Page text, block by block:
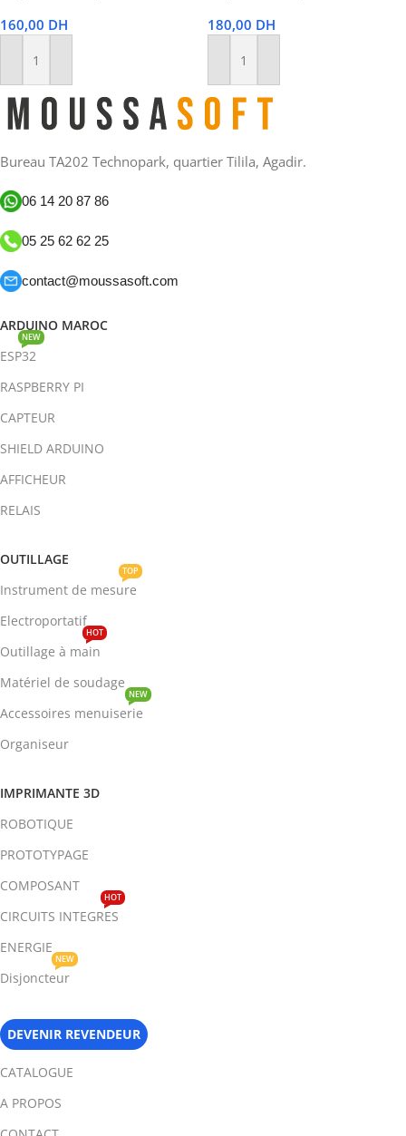
160,00 DH
Ajouter Au Panier
180,00 DH
Ajouter Au Panier
Bureau TA202 Technopark, quartier Tilila, Agadir.
06 14 20 87 86
05 25 62 62 25
contact@moussasoft.com
ARDUINO MAROC
ESP32
NEW
RASPBERRY PI
CAPTEUR
SHIELD ARDUINO
AFFICHEUR
RELAIS
OUTILLAGE
Instrument de mesure
TOP
Electroportatif
Outillage à main
HOT
Matériel de soudage
Accessoires menuiserie
NEW
Organiseur
IMPRIMANTE 3D
ROBOTIQUE
PROTOTYPAGE
COMPOSANT
CIRCUITS INTEGRES
HOT
ENERGIE
Disjoncteur
NEW
DEVENIR REVENDEUR
CATALOGUE
A PROPOS